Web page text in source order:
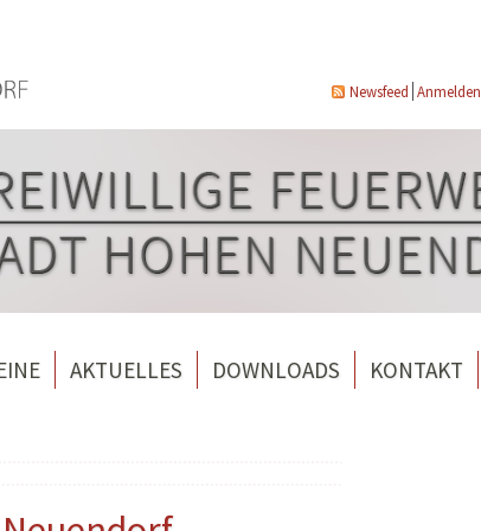
Newsfeed Anmelden
AKTUELLES DOWNLOADS KONTAKT